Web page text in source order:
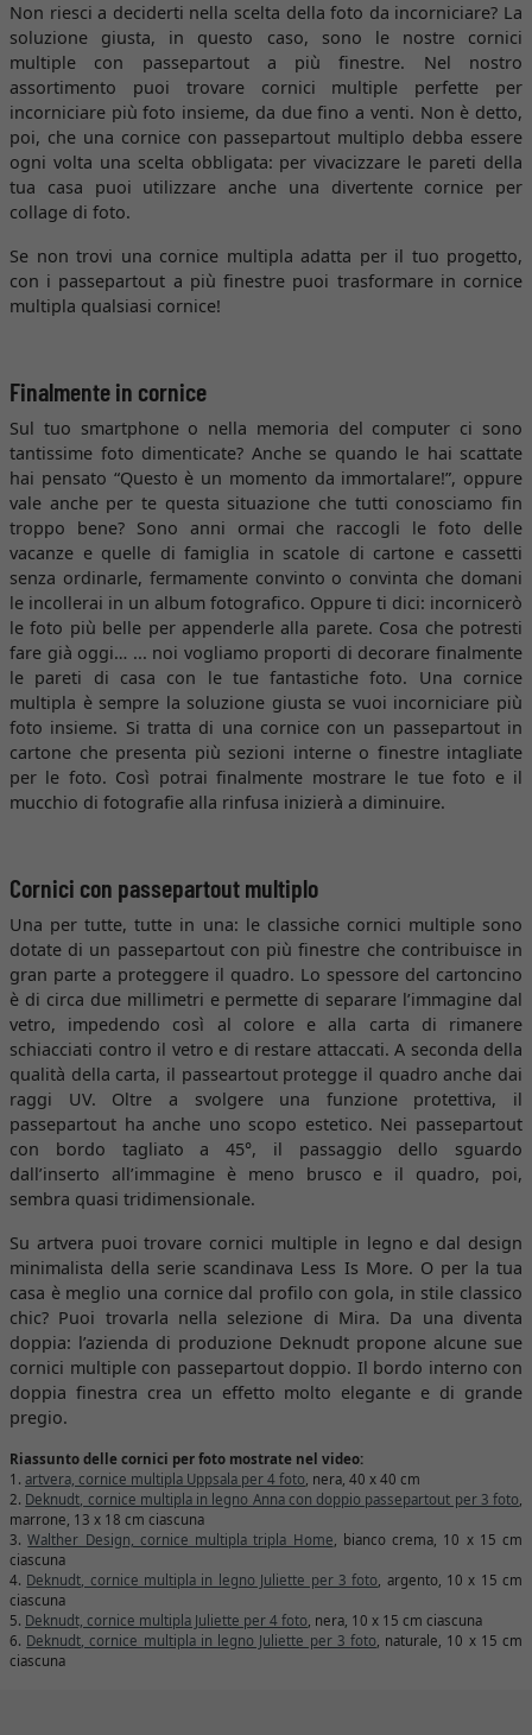
Non riesci a deciderti nella scelta della foto da incorniciare? La
soluzione giusta, in questo caso, sono le nostre cornici
multiple con passepartout a più finestre. Nel nostro
assortimento puoi trovare cornici multiple perfette per
incorniciare più foto insieme, da due fino a venti. Non è detto,
poi, che una cornice con passepartout multiplo debba essere
ogni volta una scelta obbligata: per vivacizzare le pareti della
tua casa puoi utilizzare anche una divertente cornice per
collage di foto.
Se non trovi una cornice multipla adatta per il tuo progetto,
con i passepartout a più finestre puoi trasformare in cornice
multipla qualsiasi cornice!
Finalmente in cornice
Sul tuo smartphone o nella memoria del computer ci sono
tantissime foto dimenticate? Anche se quando le hai scattate
hai pensato “Questo è un momento da immortalare!”, oppure
vale anche per te questa situazione che tutti conosciamo fin
troppo bene? Sono anni ormai che raccogli le foto delle
vacanze e quelle di famiglia in scatole di cartone e cassetti
senza ordinarle, fermamente convinto o convinta che domani
le incollerai in un album fotografico. Oppure ti dici: incornicerò
le foto più belle per appenderle alla parete. Cosa che potresti
fare già oggi… ... noi vogliamo proporti di decorare finalmente
le pareti di casa con le tue fantastiche foto. Una cornice
multipla è sempre la soluzione giusta se vuoi incorniciare più
foto insieme. Si tratta di una cornice con un passepartout in
cartone che presenta più sezioni interne o finestre intagliate
per le foto. Così potrai finalmente mostrare le tue foto e il
mucchio di fotografie alla rinfusa inizierà a diminuire.
Cornici con passepartout multiplo
Una per tutte, tutte in una: le classiche cornici multiple sono
dotate di un passepartout con più finestre che contribuisce in
gran parte a proteggere il quadro. Lo spessore del cartoncino
è di circa due millimetri e permette di separare l’immagine dal
vetro, impedendo così al colore e alla carta di rimanere
schiacciati contro il vetro e di restare attaccati. A seconda della
qualità della carta, il passeartout protegge il quadro anche dai
raggi UV. Oltre a svolgere una funzione protettiva, il
passepartout ha anche uno scopo estetico. Nei passepartout
con bordo tagliato a 45°, il passaggio dello sguardo
dall’inserto all’immagine è meno brusco e il quadro, poi,
sembra quasi tridimensionale.
Su artvera puoi trovare cornici multiple in legno e dal design
minimalista della serie scandinava Less Is More. O per la tua
casa è meglio una cornice dal profilo con gola, in stile classico
chic? Puoi trovarla nella selezione di Mira. Da una diventa
doppia: l’azienda di produzione Deknudt propone alcune sue
cornici multiple con passepartout doppio. Il bordo interno con
doppia finestra crea un effetto molto elegante e di grande
pregio.
Riassunto delle cornici per foto mostrate nel video:
1. artvera, cornice multipla Uppsala per 4 foto, nera, 40 x 40 cm
2. Deknudt, cornice multipla in legno Anna con doppio passepartout per 3 foto,
marrone, 13 x 18 cm ciascuna
3.Walther Design, cornice multipla tripla Home, bianco crema, 10 x 15 cm
ciascuna
4. Deknudt, cornice multipla in legno Juliette per 3 foto, argento, 10 x 15 cm
ciascuna
5. Deknudt, cornice multipla Juliette per 4 foto, nera, 10 x 15 cm ciascuna
6. Deknudt, cornice multipla in legno Juliette per 3 foto, naturale, 10 x 15 cm
ciascuna